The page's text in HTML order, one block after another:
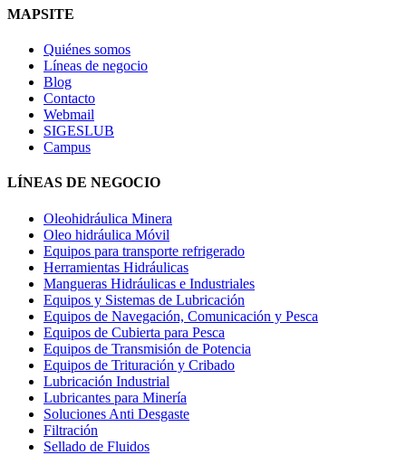
MAPSITE
Quiénes somos
Líneas de negocio
Blog
Contacto
Webmail
SIGESLUB
Campus
LÍNEAS DE NEGOCIO
Oleohidráulica Minera
Oleo hidráulica Móvil
Equipos para transporte refrigerado
Herramientas Hidráulicas
Mangueras Hidráulicas e Industriales
Equipos y Sistemas de Lubricación
Equipos de Navegación, Comunicación y Pesca
Equipos de Cubierta para Pesca
Equipos de Transmisión de Potencia
Equipos de Trituración y Cribado
Lubricación Industrial
Lubricantes para Minería
Soluciones Anti Desgaste
Filtración
Sellado de Fluidos